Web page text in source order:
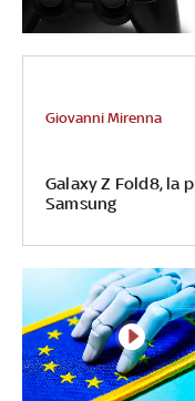
Galaxy Z Fold8, la
Samsung
Giovanni Mirenna